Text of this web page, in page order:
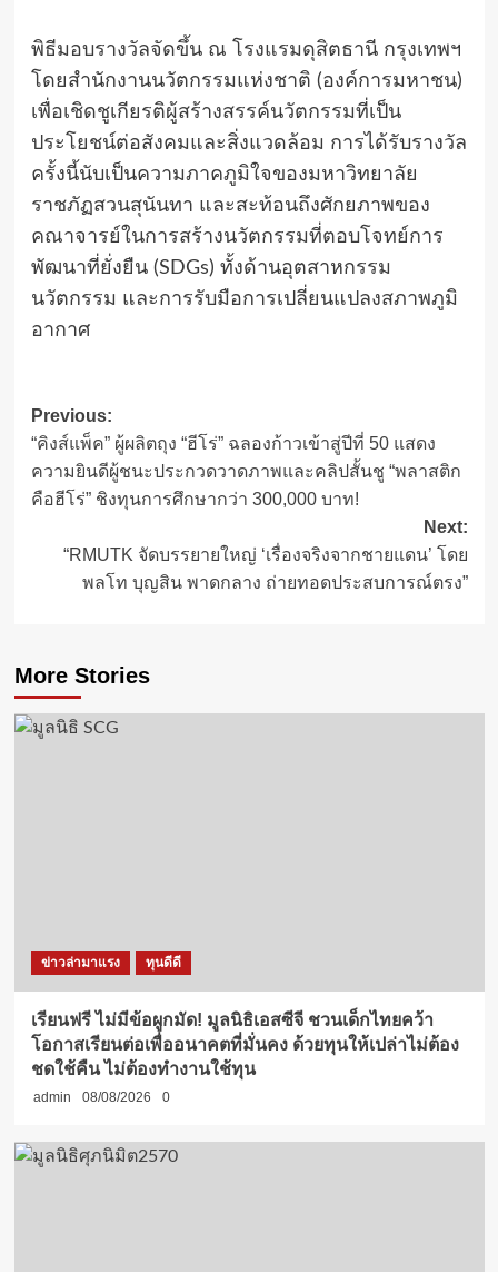
พิธีมอบรางวัลจัดขึ้น ณ โรงแรมดุสิตธานี กรุงเทพฯ
โดยสำนักงานนวัตกรรมแห่งชาติ (องค์การมหาชน)
เพื่อเชิดชูเกียรติผู้สร้างสรรค์นวัตกรรมที่เป็น
ประโยชน์ต่อสังคมและสิ่งแวดล้อม การได้รับรางวัล
ครั้งนี้นับเป็นความภาคภูมิใจของมหาวิทยาลัย
ราชภัฏสวนสุนันทา และสะท้อนถึงศักยภาพของ
คณาจารย์ในการสร้างนวัตกรรมที่ตอบโจทย์การ
พัฒนาที่ยั่งยืน (SDGs) ทั้งด้านอุตสาหกรรม
นวัตกรรม และการรับมือการเปลี่ยนแปลงสภาพภูมิ
อากาศ
Post
navigation
Previous:
“คิงส์แพ็ค” ผู้ผลิตถุง “ฮีโร่” ฉลองก้าวเข้าสู่ปีที่ 50 แสดง
ความยินดีผู้ชนะประกวดวาดภาพและคลิปสั้นชู “พลาสติก
คือฮีโร่” ชิงทุนการศึกษากว่า 300,000 บาท!
Next:
“RMUTK จัดบรรยายใหญ่ ‘เรื่องจริงจากชายแดน’ โดย
พลโท บุญสิน พาดกลาง ถ่ายทอดประสบการณ์ตรง”
More Stories
ข่าวล่ามาแรง ทุนดีดี
เรียนฟรี ไม่มีข้อผูกมัด! มูลนิธิเอสซีจี ชวนเด็กไทยคว้า
โอกาสเรียนต่อเพื่ออนาคตที่มั่นคง ด้วยทุนให้เปล่าไม่ต้อง
ชดใช้คืน ไม่ต้องทำงานใช้ทุน
admin 08/08/2026 0